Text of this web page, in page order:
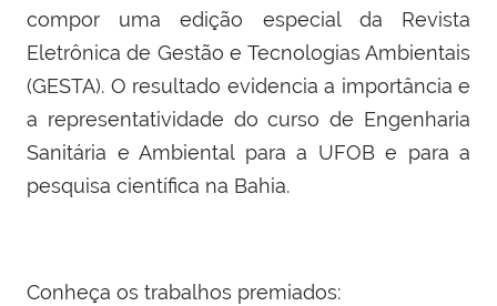
compor uma edição especial da Revista
Eletrônica de Gestão e Tecnologias Ambientais
(GESTA). O resultado evidencia a importância e
a representatividade do curso de Engenharia
Sanitária e Ambiental para a UFOB e para a
pesquisa científica na Bahia.
Conheça os trabalhos premiados: